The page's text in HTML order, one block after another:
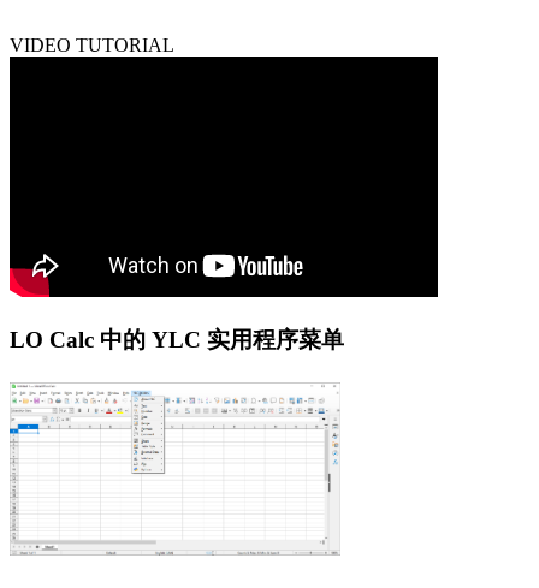
VIDEO TUTORIAL
LO Calc 中的 YLC 实用程序菜单